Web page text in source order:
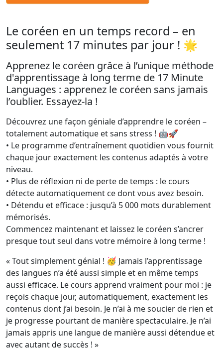
Le coréen en un temps record – en
seulement 17 minutes par jour ! 🌟
Apprenez le coréen grâce à l’unique méthode
d'apprentissage à long terme de 17 Minute
Languages : apprenez le coréen sans jamais
l’oublier. Essayez-la !
Découvrez une façon géniale d’apprendre le coréen –
totalement automatique et sans stress ! 🤖🚀
• Le programme d’entraînement quotidien vous fournit
chaque jour exactement les contenus adaptés à votre
niveau.
• Plus de réflexion ni de perte de temps : le cours
détecte automatiquement ce dont vous avez besoin.
• Détendu et efficace : jusqu’à 5 000 mots durablement
mémorisés.
Commencez maintenant et laissez le coréen s’ancrer
presque tout seul dans votre mémoire à long terme !
« Tout simplement génial ! 🥳 Jamais l’apprentissage
des langues n’a été aussi simple et en même temps
aussi efficace. Le cours apprend vraiment pour moi : je
reçois chaque jour, automatiquement, exactement les
contenus dont j’ai besoin. Je n’ai à me soucier de rien et
je progresse pourtant de manière spectaculaire. Je n’ai
jamais appris une langue de manière aussi détendue et
avec autant de succès ! »